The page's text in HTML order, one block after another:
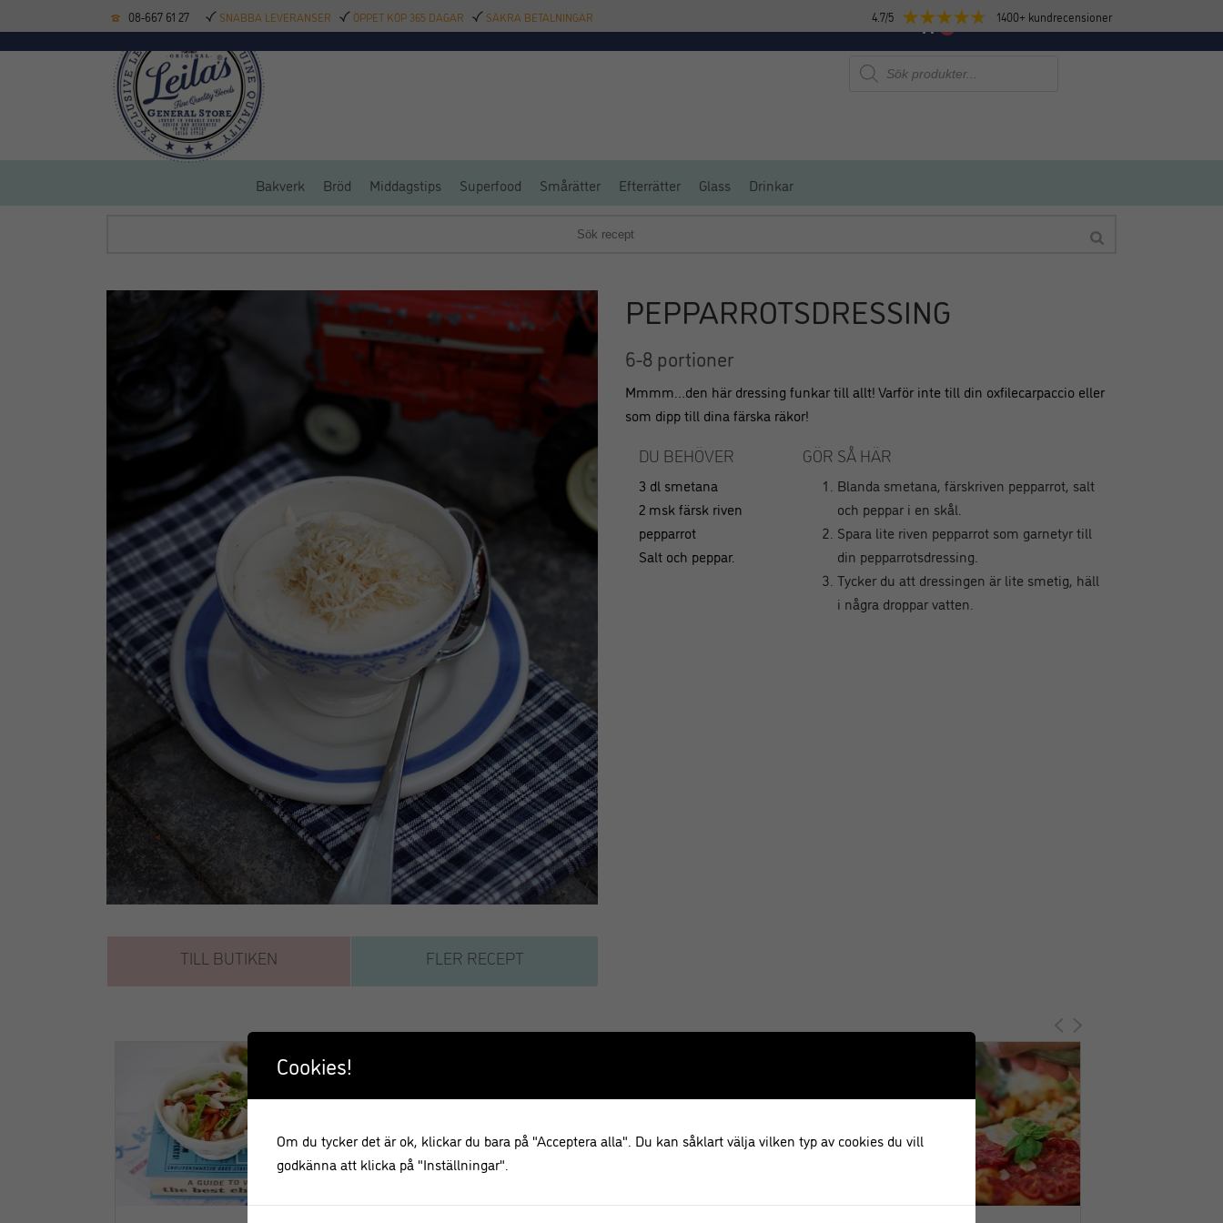
08-667 61 27 SNABBA LEVERANSER ÖPPET KÖP 365 DAGAR SÄKRA BETALNINGAR 4.7/5 1400+ kundrecensioner
KÖKSREDSKAP BAKTILLBEHÖR BAR DELIKATESSER NYHETER 0
Produktsökning
Bakverk Bröd Middagstips Superfood Smårätter Efterrätter Glass Drinkar
TILL BUTIKEN FLER RECEPT
PEPPARROTSDRESSING
6-8 portioner
Mmmm…den här dressing funkar till allt! Varför inte till din oxfilecarpaccio eller
som dipp till dina färska räkor!
DU BEHÖVER
3 dl smetana
2 msk färsk riven
pepparrot
Salt och peppar.
GÖR SÅ HÄR
Blanda smetana, färskriven pepparrot, salt
och peppar i en skål.
Spara lite riven pepparrot som garnetyr till
din pepparrotsdressing.
Tycker du att dressingen är lite smetig, häll
i några droppar vatten.
Cookies!
Om du tycker det är ok, klickar du bara på "Acceptera alla". Du kan såklart välja vilken typ av cookies du vill
godkänna att klicka på "Inställningar".